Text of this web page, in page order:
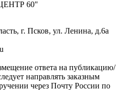
60"
г. Псков, ул. Ленина, д.6а
ответа на публикацию/
направлять заказным
через Почту России по